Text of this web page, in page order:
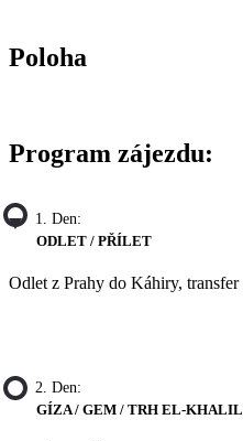
Poloha
Program zájezdu:
1. Den:
ODLET / PŘÍLET
Odlet z Prahy do Káhiry,
2. Den:
GÍZA / GEM / TRH EL-